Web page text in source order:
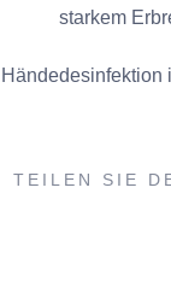
starkem
Händedesinfektion
TEILEN SIE